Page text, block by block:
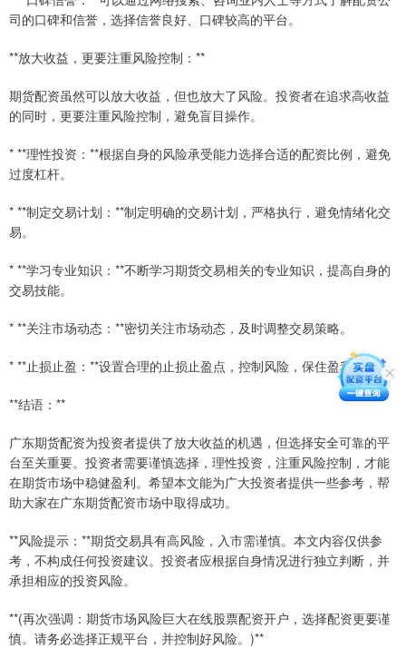
司的口碑和信誉，选择信誉良好、口碑较高的平台。
**放大收益，更要注重风险控制：**
期货配资虽然可以放大收益，但也放大了风险。投资者在追求高收益
的同时，更要注重风险控制，避免盲目操作。
* **理性投资：**根据自身的风险承受能力选择合适的配资比例，避免
过度杠杆。
* **制定交易计划：**制定明确的交易计划，严格执行，避免情绪化交
易。
* **学习专业知识：**不断学习期货交易相关的专业知识，提高自身的
交易技能。
* **关注市场动态：**密切关注市场动态，及时调整交易策略。
* **止损止盈：**设置合理的止损止盈点，控制风险，保住盈利。
**结语：**
广东期货配资为投资者提供了放大收益的机遇，但选择安全可靠的平
台至关重要。投资者需要谨慎选择，理性投资，注重风险控制，才能
在期货市场中稳健盈利。希望本文能为广大投资者提供一些参考，帮
助大家在广东期货配资市场中取得成功。
**风险提示：**期货交易具有高风险，入市需谨慎。本文内容仅供参
考，不构成任何投资建议。投资者应根据自身情况进行独立判断，并
承担相应的投资风险。
**(再次强调：期货市场风险巨大在线股票配资开户，选择配资更要谨
慎。请务必选择正规平台，并控制好风险。)**